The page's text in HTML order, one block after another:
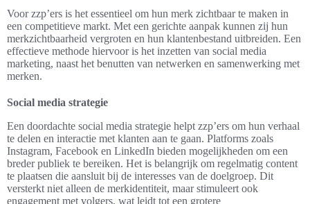
Voor zzp’ers is het essentieel om hun merk zichtbaar te maken in
een competitieve markt. Met een gerichte aanpak kunnen zij hun
merkzichtbaarheid vergroten en hun klantenbestand uitbreiden. Een
effectieve methode hiervoor is het inzetten van social media
marketing, naast het benutten van netwerken en samenwerking met
merken.
Social media strategie
Een doordachte social media strategie helpt zzp’ers om hun verhaal
te delen en interactie met klanten aan te gaan. Platforms zoals
Instagram, Facebook en LinkedIn bieden mogelijkheden om een
breder publiek te bereiken. Het is belangrijk om regelmatig content
te plaatsen die aansluit bij de interesses van de doelgroep. Dit
versterkt niet alleen de merkidentiteit, maar stimuleert ook
engagement met volgers, wat leidt tot een grotere